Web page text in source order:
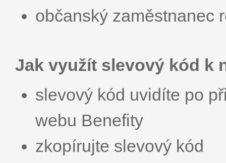
občanský zaměstnanec
Jak využít slevový kód k
slevový kód uvidíte po
webu Benefity
zkopírujte slevový kód